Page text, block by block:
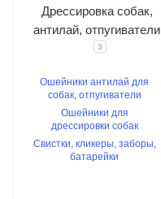
Дрессировка собак,
антилай, отпугиватели
3
Ошейники антилай для
собак, отпугиватели
Ошейники для
дрессировки собак
Свистки, кликеры, заборы,
батарейки